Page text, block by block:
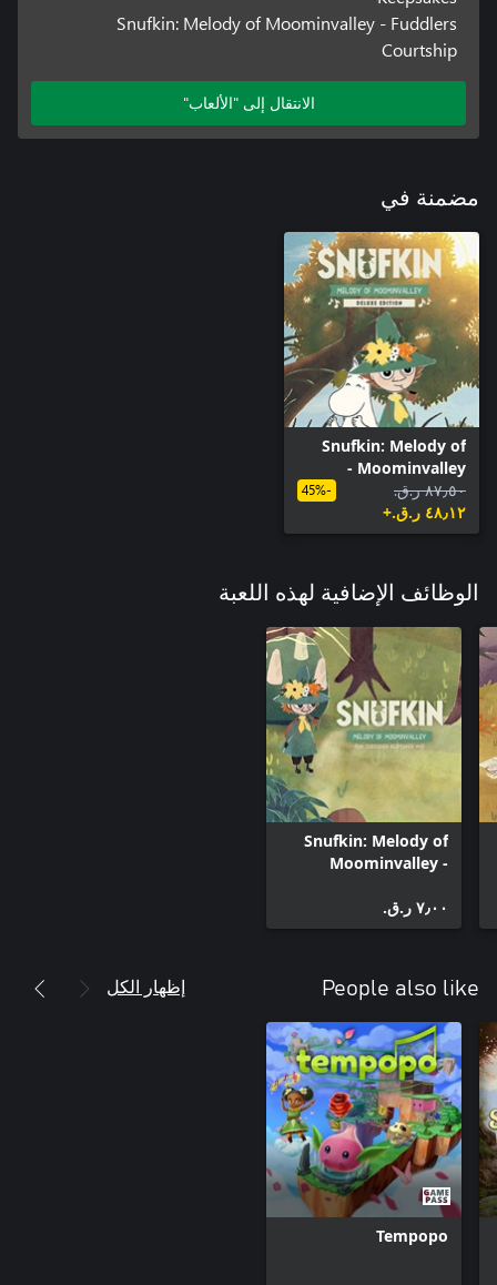
Snufkin: Melody of Moominvalley - Fuddlers
Courtship
الانتقال إلى "الألعاب"
مضمنة في
Snufkin: Melody of
Moominvalley -
الإصدار الرقمي الفاخر
٨٧٫٥٠ ر.ق.‏
٤٨٫١٢ ر.ق.‏+
-45%
الوظائف الإضافية لهذه اللعبة
Snufkin: Melody of
Moominvalley -
٧٫٠٠ ر.ق.‏
People also like إظهار الكل
Tempopo